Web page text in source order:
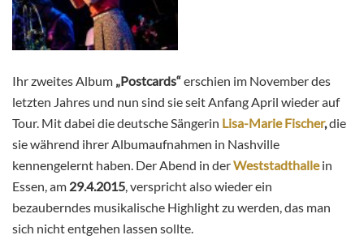
Ihr zweites Album „Postcards“erschien im November des
letzten Jahres und nun sind sie seit Anfang April wieder auf
Tour. Mit dabei die deutsche Sängerin Lisa-Marie Fischer,die
sie während ihrer Albumaufnahmen in Nashville
kennengelernt haben. Der Abend in derWeststadthallein
Essen, am 29.4.2015 , verspricht also wieder ein
bezauberndes musikalische Highlight zu werden, das man
sich nicht entgehen lassen sollte.